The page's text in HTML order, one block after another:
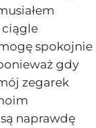
ciągle
spokojnie
gdy
zegarek
naprawdę